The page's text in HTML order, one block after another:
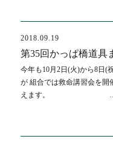
2018.09.19
第35回かっぱ橋道具
今年も10月2日(火)から8日(
が 組合では救命講習会を開
えます。